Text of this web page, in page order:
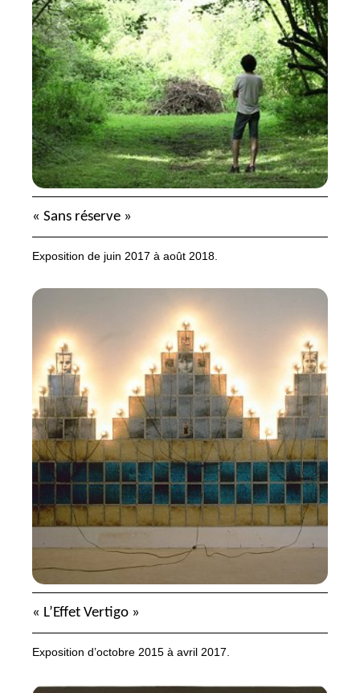
« Sans réserve »
Exposition de juin 2017 à août 2018.
« L’Effet Vertigo »
Exposition d’octobre 2015 à avril 2017.